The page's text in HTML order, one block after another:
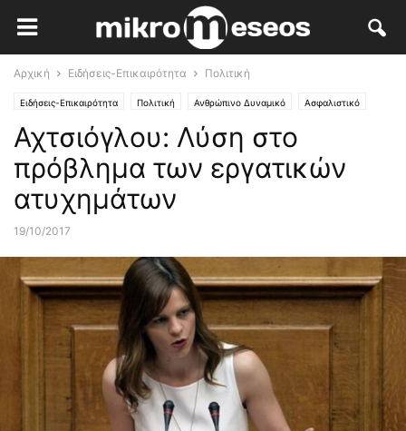
Αρχική Ειδήσεις-Επικαιρότητα Πολιτική
Ειδήσεις-Επικαιρότητα Πολιτική Ανθρώπινο Δυναμικό Ασφαλιστικό
Αχτσιόγλου: Λύση στο
πρόβλημα των εργατικών
ατυχημάτων
19/10/2017